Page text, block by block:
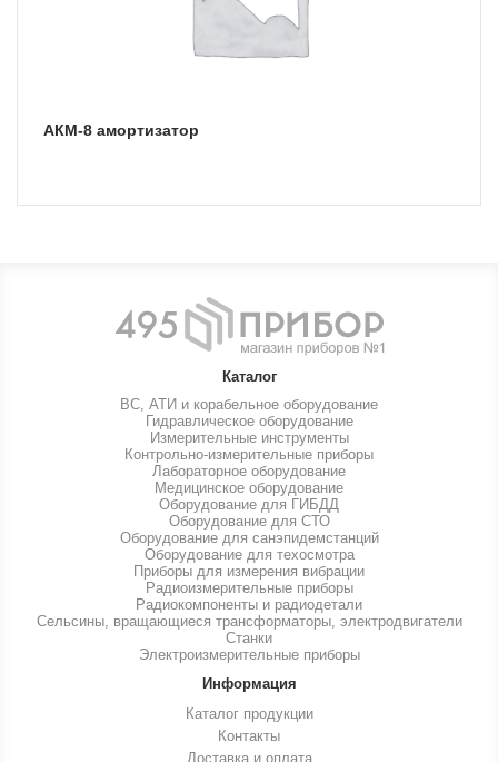
АКМ-8 амортизатор
Каталог
ВС, АТИ и корабельное оборудование
Гидравлическое оборудование
Измерительные инструменты
Контрольно-измерительные приборы
Лабораторное оборудование
Медицинское оборудование
Оборудование для ГИБДД
Оборудование для СТО
Оборудование для санэпидемстанций
Оборудование для техосмотра
Приборы для измерения вибрации
Радиоизмерительные приборы
Радиокомпоненты и радиодетали
Сельсины, вращающиеся трансформаторы, электродвигатели
Станки
Электроизмерительные приборы
Информация
Каталог продукции
Контакты
Доставка и оплата